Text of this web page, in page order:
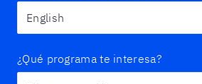
¿Qué programa te interesa?